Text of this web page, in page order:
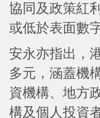
協同及政策紅
或低於表面數字
安永亦指出，
多元，涵蓋機
資機構、地方
構及個人投資